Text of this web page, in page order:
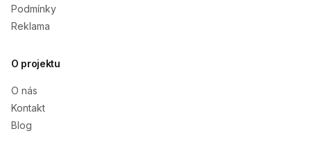
Podmínky
Reklama
O projektu
O nás
Kontakt
Blog